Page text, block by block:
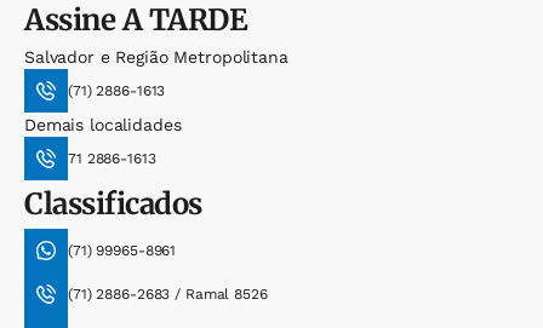
AssineA TARDE
Salvador e Região Metropolitana
(71) 2886-1613
Demais localidades
71 2886-1613
Classificados
(71) 99965-8961
(71) 2886-2683 / Ramal 8526